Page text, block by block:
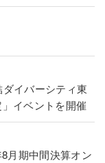
イバーシティ東
イベントを開催
月期中間決算オン